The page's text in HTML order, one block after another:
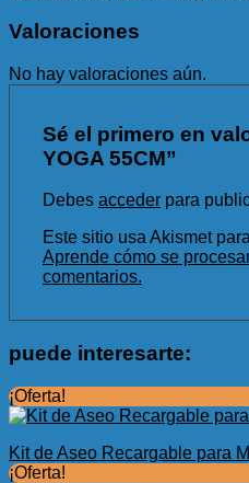
Valoraciones
No hay valoraciones aún.
Sé el primero en
YOGA 55CM”
Debes acceder para
Este sitio usa Akismet
Aprende cómo se
comentarios.
puede interesarte:
¡Oferta!
Kit de Aseo Recargable para
¡Oferta!